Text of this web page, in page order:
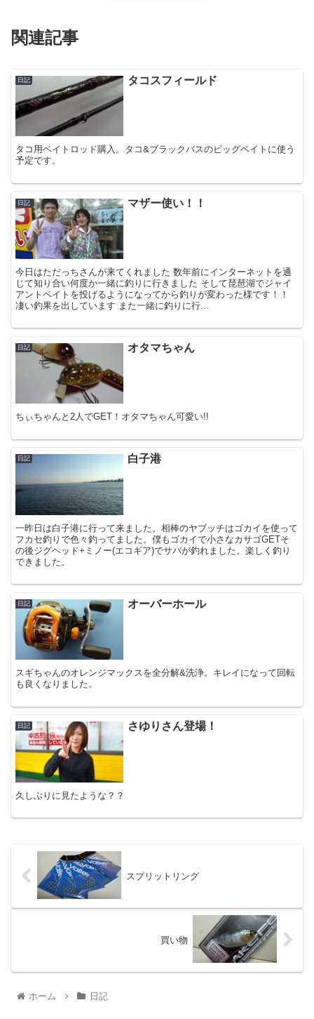
関連記事
日記 タコスフィールド
タコ用ベイトロッド購入。タコ&ブラックバスのビッグベイトに使う
予定です。
日記 マザー使い！！
今日はただっちさんが来てくれました 数年前にインターネットを通
じて知り合い何度か一緒に釣りに行きました そして琵琶湖でジャイ
アントベイトを投げるようになってから釣りが変わった様です！！
凄い釣果を出しています また一緒に釣りに行...
日記 オタマちゃん
ちぃちゃんと2人でGET！オタマちゃん可愛い!!
日記 白子港
一昨日は白子港に行って来ました。相棒のヤブッチはゴカイを使って
フカセ釣りで色々釣ってました。僕もゴカイで小さなカサゴGETそ
の後ジグヘッド+ミノー(エコギア)でサバが釣れました。楽しく釣り
できました。
日記 オーバーホール
スギちゃんのオレンジマックスを全分解&洗浄。キレイになって回転
も良くなりました。
日記 さゆりさん登場！
久しぶりに見たような？？
スプリットリング
買い物
ホーム 日記